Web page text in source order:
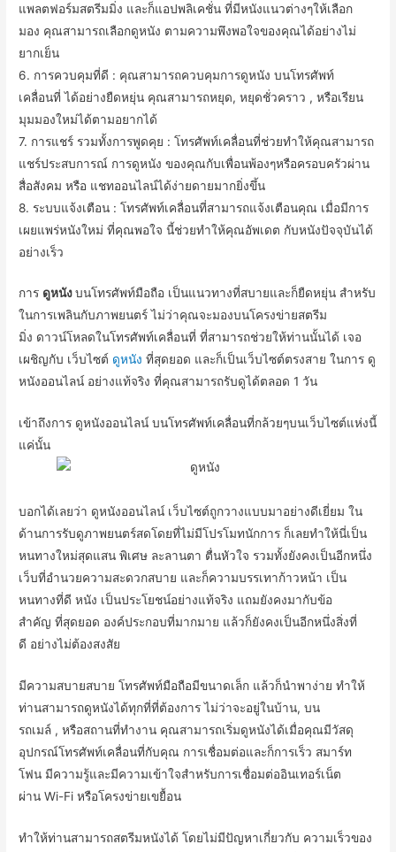
แพลตฟอร์มสตรีมมิ่ง และก็แอปพลิเคชั่นที่มีหนังแนวต่างๆให้เลือก
มอง คุณสามารถเลือกดูหนัง ตามความพึงพอใจของคุณได้อย่างไม่
ยากเย็น
6. การควบคุมที่ดี : คุณสามารถควบคุมการดูหนัง บนโทรศัพท์
เคลื่อนที่ ได้อย่างยืดหยุ่น คุณสามารถหยุด,หยุดชั่วคราว ,หรือเรียน
มุมมองใหม่ได้ตามอยากได้
7. การแชร์ รวมทั้งการพูดคุย :โทรศัพท์เคลื่อนที่ช่วยทำให้คุณสามารถ
แชร์ประสบการณ์ การดูหนัง ของคุณกับเพื่อนพ้องๆหรือครอบครัวผ่าน
สื่อสังคม หรือ แชทออนไลน์ได้ง่ายดายมากยิ่งขึ้น
8.ระบบแจ้งเตือน :โทรศัพท์เคลื่อนที่สามารถแจ้งเตือนคุณ เมื่อมีการ
เผยแพร่หนังใหม่ ที่คุณพอใจ นี้ช่วยทำให้คุณอัพเดต กับหนังปัจจุบันได้
อย่างเร็ว
การ ดูหนังบนโทรศัพท์มือถือ เป็นแนวทางที่สบายและก็ยืดหยุ่น สำหรับ
ในการเพลินกับภาพยนตร์ ไม่ว่าคุณจะมองบนโครงข่ายสตรีม
มิ่ง ดาวน์โหลดในโทรศัพท์เคลื่อนที่ ที่สามารถช่วยให้ท่านนั้นได้ เจอ
เผชิญกับ เว็บไซต์ ดูหนัง ที่สุดยอด และก็เป็นเว็บไซต์ตรงสาย ในการ ดู
หนังออนไลน์ อย่างแท้จริง ที่คุณสามารถรับดูได้ตลอด 1 วัน
เข้าถึงการ ดูหนังออนไลน์บนโทรศัพท์เคลื่อนที่กล้วยๆบนเว็บไซต์แห่งนี้
แค่นั้น
บอกได้เลยว่า ดูหนังออนไลน์ เว็บไซต์ถูกวางแบบมาอย่างดีเยี่ยม ใน
ด้านการรับดูภาพยนตร์สดโดยที่ไม่มีโปรโมทนักการ ก็เลยทำให้นี่เป็น
หนทางใหม่สุดแสน พิเศษ ละลานตา ตื่นหัวใจ รวมทั้งยังคงเป็นอีกหนึ่ง
เว็บที่อำนวยความสะดวกสบาย และก็ความบรรเทาก้าวหน้า เป็น
หนทางที่ดี หนัง เป็นประโยชน์อย่างแท้จริง แถมยังคงมากับข้อ
สำคัญ ที่สุดยอด องค์ประกอบที่มากมาย แล้วก็ยังคงเป็นอีกหนึ่งสิ่งที่
ดี อย่างไม่ต้องสงสัย
มีความสบายสบาย โทรศัพท์มือถือมีขนาดเล็ก แล้วก็นำพาง่าย ทำให้
ท่านสามารถดูหนังได้ทุกที่ที่ต้องการ ไม่ว่าจะอยู่ในบ้าน,บน
รถเมล์ ,หรือสถานที่ทำงาน คุณสามารถเริ่มดูหนังได้เมื่อคุณมีวัสดุ
อุปกรณ์โทรศัพท์เคลื่อนที่กับคุณ การเชื่อมต่อและก็การเร็ว สมาร์ท
โฟน มีความรู้และมีความเข้าใจสำหรับการเชื่อมต่ออินเทอร์เน็ต
ผ่าน Wi-Fiหรือโครงข่ายเขยื้อน
ทำให้ท่านสามารถสตรีมหนังได้ โดยไม่มีปัญหาเกี่ยวกับ ความเร็วของ